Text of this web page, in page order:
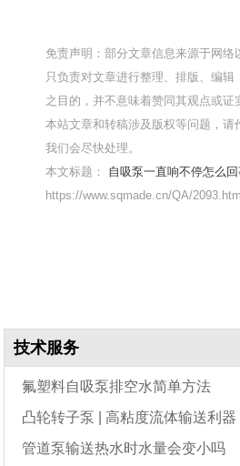
免责声明：部分文章信息来源于网络
只负责对文章进行整理、排版、编辑
之目的，并不意味着赞同其观点或证
本站文章和转稿涉及版权等问题，请
我们会尽快处理。
本文标题： 自吸泵一直响不停怎么
https://www.sqmade.cn/QA/
技术服务
氟塑料自吸泵排空水简单方法
凸轮转子泵 | 高粘度流体输送利
管道泵输送热水时水量会变小吗